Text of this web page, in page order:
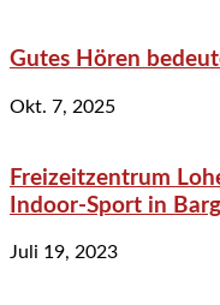
Gutes Hören
Okt. 7, 2025
Freizeitzentrum
Indoor-Sport in
Juli 19, 2023